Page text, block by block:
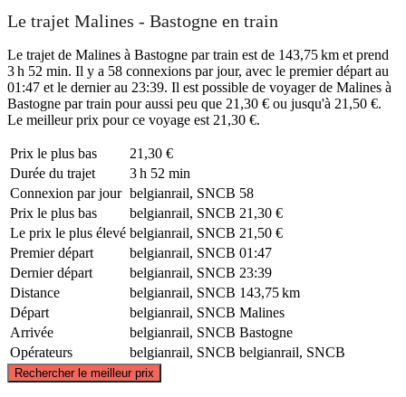
Le trajet Malines - Bastogne en train
Le trajet de Malines à Bastogne par train est de 143,75 km et prend
3 h 52 min. Il y a 58 connexions par jour, avec le premier départ au
01:47 et le dernier au 23:39. Il est possible de voyager de Malines à
Bastogne par train pour aussi peu que 21,30 € ou jusqu'à 21,50 €.
Le meilleur prix pour ce voyage est 21,30 €.
Prix ​​le plus bas
21,30 €
Durée du trajet
3 h 52 min
Connexion par jour belgianrail, SNCB 58
Prix ​​le plus bas
belgianrail, SNCB 21,30 €
Le prix le plus élevé belgianrail, SNCB 21,50 €
Premier départ
belgianrail, SNCB 01:47
Dernier départ
belgianrail, SNCB 23:39
Distance
belgianrail, SNCB 143,75 km
Départ
belgianrail, SNCB Malines
Arrivée
belgianrail, SNCB Bastogne
Opérateurs
belgianrail, SNCB belgianrail, SNCB
Rechercher le meilleur prix
© CARTO, ©OpenStreetMap contributors